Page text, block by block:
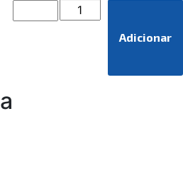
Adicionar